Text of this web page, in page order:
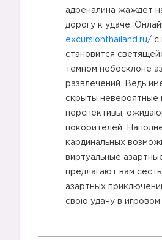
адреналина жаждет
дорогу к удаче.
excursionthailand.ru/ с
становится
темном небосклоне
развлечений. Ведь
скрыты невероятные
перспективы,
покорителей.
кардинальных
виртуальные
предлагают вам сесть
азартных
свою удачу в игровом